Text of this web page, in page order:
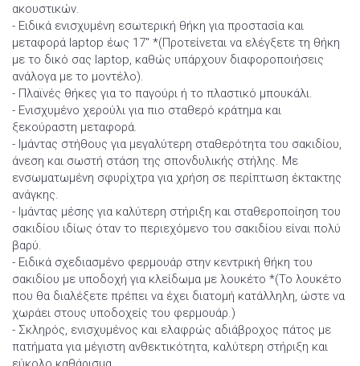
ακουστικών.
- Ειδικά ενισχυμένη εσωτερική θήκη για προστασία και
μεταφορά laptop έως 17″ *(Προτείνεται να ελέγξετε τη θήκη
με το δικό σας laptop, καθώς υπάρχουν διαφοροποιήσεις
ανάλογα με το μοντέλο).
- Πλαϊνές θήκες για το παγούρι ή το πλαστικό μπουκάλι.
- Ενισχυμένο χερούλι για πιο σταθερό κράτηµα και
ξεκούραστη μεταφορά.
- Ιμάντας στήθους για μεγαλύτερη σταθερότητα του σακιδίου,
άνεση και σωστή στάση της σπονδυλικής στήλης. Mε
ενσωματωμένη σφυρίχτρα για χρήση σε περίπτωση έκτακτης
ανάγκης.
- Ιμάντας μέσης για καλύτερη στήριξη και σταθεροποίηση του
σακιδίου ιδίως όταν το περιεχόμενο του σακιδίου είναι πολύ
βαρύ.
- Ειδικά σχεδιασμένο φερμουάρ στην κεντρική θήκη του
σακιδίου με υποδοχή για κλείδωμα με λουκέτο *(Το λουκέτο
που θα διαλέξετε πρέπει να έχει διατομή κατάλληλη, ώστε να
χωράει στους υποδοχείς του φερμουάρ.)
- Σκληρός, ενισχυμένος και ελαφρώς αδιάβροχος πάτος με
πατήματα για μέγιστη ανθεκτικότητα, καλύτερη στήριξη και